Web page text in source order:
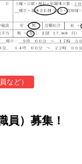
など）
員）募集！